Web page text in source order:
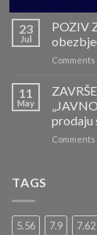
23
Jul
POZIV
11
May
prodaju
TAGS
5.56 7.9 7.62